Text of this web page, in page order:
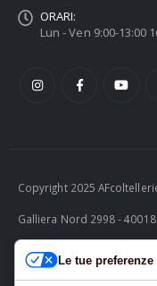
ORARI:
Lun - Ven 9:00-13:00
Copyright 2025
Galliera Nord 2998 -
ITALY P.I. 04230081202 |
info@afcoltellerie.com --
Le tue